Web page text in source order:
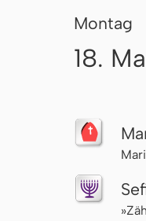
Montag
18.